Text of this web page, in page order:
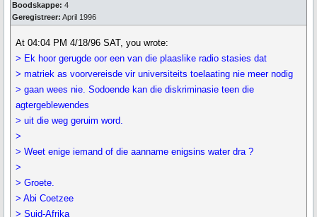
Boodskappe: 4
Geregistreer: April 1996
At 04:04 PM 4/18/96 SAT, you wrote:
> Ek hoor gerugde oor een van die plaaslike radio stasies dat
> matriek as voorvereisde vir universiteits toelaating nie meer nodig
> gaan wees nie. Sodoende kan die diskriminasie teen die
agtergeblewendes
> uit die weg geruim word.
>
> Weet enige iemand of die aanname enigsins water dra ?
>
> Groete.
> Abi Coetzee
> Suid-Afrika